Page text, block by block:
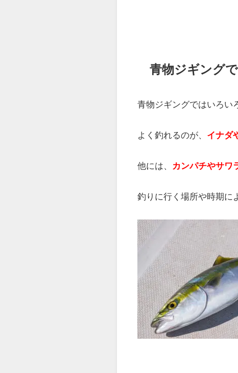
青物ジギング
青物ジギングではいろい
よく釣れるのが、 イナダ
他には、カンパチやサワ
釣りに行く場所や時期に